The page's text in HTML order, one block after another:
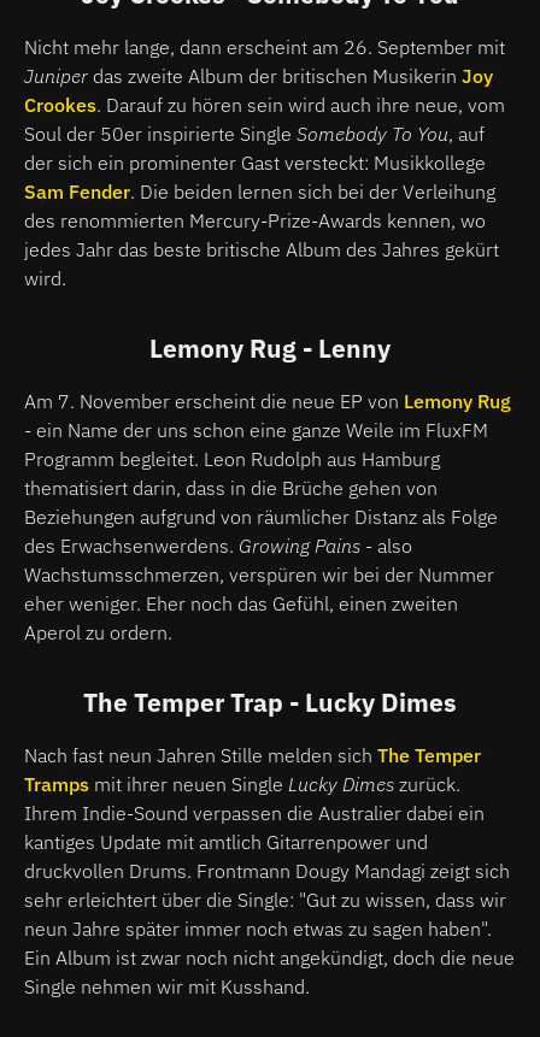
Nicht mehr lange, dann erscheint am 26. September mit
Juniper das zweite Album der britischen Musikerin Joy
Crookes. Darauf zu hören sein wird auch ihre neue, vom
Soul der 50er inspirierte Single Somebody To You, auf
der sich ein prominenter Gast versteckt: Musikkollege
Sam Fender. Die beiden lernen sich bei der Verleihung
des renommierten Mercury-Prize-Awards kennen, wo
jedes Jahr das beste britische Album des Jahres gekürt
wird.
Lemony Rug - Lenny
Am 7. November erscheint die neue EP von Lemony Rug
- ein Name der uns schon eine ganze Weile im FluxFM
Programm begleitet. Leon Rudolph aus Hamburg
thematisiert darin, dass in die Brüche gehen von
Beziehungen aufgrund von räumlicher Distanz als Folge
des Erwachsenwerdens. Growing Pains - also
Wachstumsschmerzen, verspüren wir bei der Nummer
eher weniger. Eher noch das Gefühl, einen zweiten
Aperol zu ordern.
The Temper Trap - Lucky Dimes
Nach fast neun Jahren Stille melden sich The Temper
Tramps mit ihrer neuen Single Lucky Dimes zurück.
Ihrem Indie-Sound verpassen die Australier dabei ein
kantiges Update mit amtlich Gitarrenpower und
druckvollen Drums. Frontmann Dougy Mandagi zeigt sich
sehr erleichtert über die Single: "Gut zu wissen, dass wir
neun Jahre später immer noch etwas zu sagen haben".
Ein Album ist zwar noch nicht angekündigt, doch die neue
Single nehmen wir mit Kusshand.